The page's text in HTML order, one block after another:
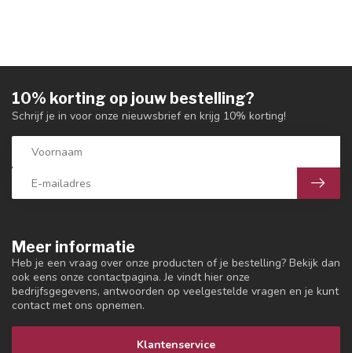
Meer informatie
Heb je een vraag over onze producten of je bestelling? Bekijk dan
ook eens onze contactpagina. Je vindt hier onze
bedrijfsgegevens, antwoorden op veelgestelde vragen en je kunt
contact met ons opnemen.
Klantenservice
10% korting op jouw bestelling?
Schrijf je in voor onze nieuwsbrief en krijg 10% korting!